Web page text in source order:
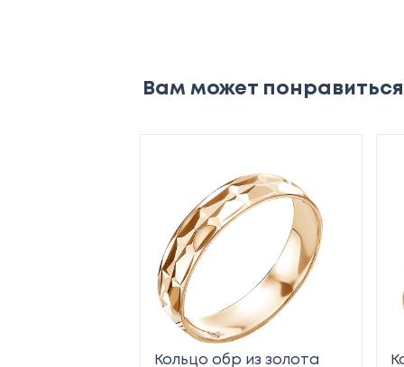
Вам может понравиться
Кольцо обр из золота